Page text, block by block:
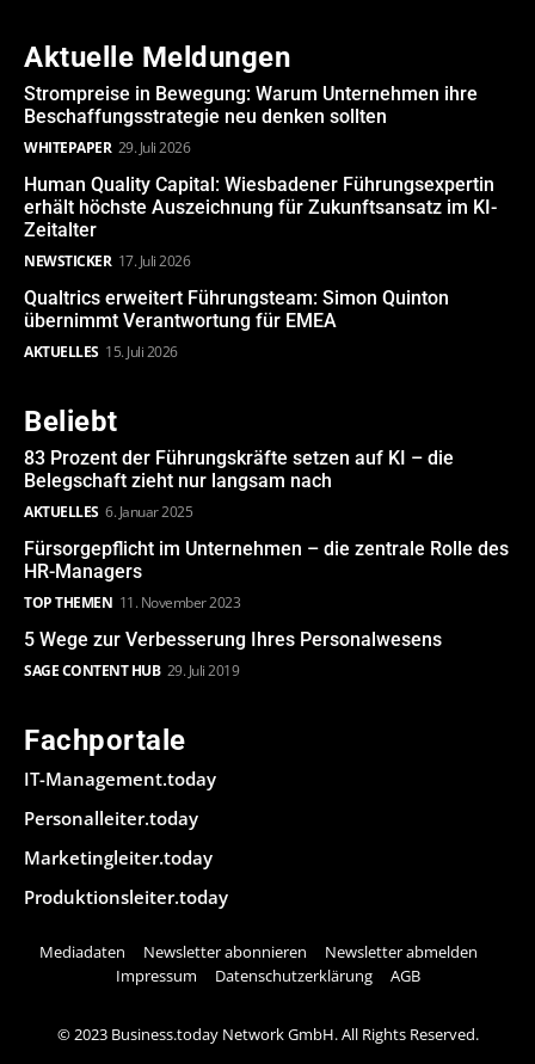
Aktuelle Meldungen
Strompreise in Bewegung: Warum Unternehmen ihre
Beschaffungsstrategie neu denken sollten
WHITEPAPER 29. Juli 2026
Human Quality Capital: Wiesbadener Führungsexpertin
erhält höchste Auszeichnung für Zukunftsansatz im KI-
Zeitalter
NEWSTICKER 17. Juli 2026
Qualtrics erweitert Führungsteam: Simon Quinton
übernimmt Verantwortung für EMEA
AKTUELLES 15. Juli 2026
Beliebt
83 Prozent der Führungskräfte setzen auf KI – die
Belegschaft zieht nur langsam nach
AKTUELLES 6. Januar 2025
Fürsorgepflicht im Unternehmen – die zentrale Rolle des
HR-Managers
TOP THEMEN 11. November 2023
5 Wege zur Verbesserung Ihres Personalwesens
SAGE CONTENT HUB 29. Juli 2019
Fachportale
IT-Management.today
Personalleiter.today
Marketingleiter.today
Produktionsleiter.today
Mediadaten Newsletter abonnieren
Newsletter abmelden
Impressum
Datenschutzerklärung AGB
© 2023 Business.today Network GmbH. All Rights Reserved.